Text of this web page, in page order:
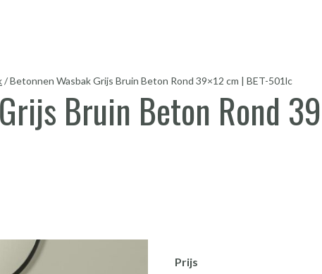
/Betonnen Wasbak Grijs Bruin Beton Rond 39×12 cm | BET-501lc
Bruin Beton Rond
Prijs